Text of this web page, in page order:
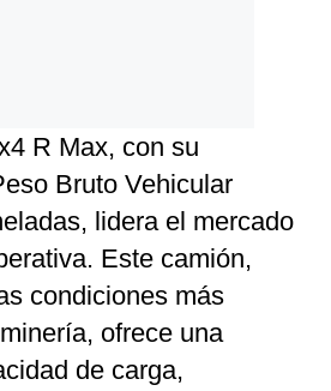
R Max, con su
Bruto Vehicular
lidera el mercado
Este camión,
condiciones más
ofrece una
de carga,